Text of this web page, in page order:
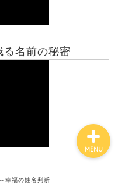
る名前の秘密
福の姓名判断
MENU